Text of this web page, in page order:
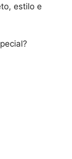
estilo e